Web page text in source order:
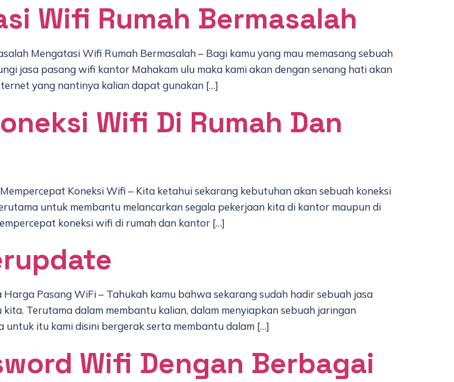
Wifi Rumah Bermasalah
Mengatasi Wifi Rumah Bermasalah – Bagi kamu yang mau memasang sebuah
jasa pasang wifi kantor Mahakam ulu maka kami akan dengan senang hati akan
yang nantinya kalian dapat gunakan […]
Wifi Di Rumah Dan
Koneksi Wifi – Kita ketahui sekarang kebutuhan akan sebuah koneksi
untuk membantu melancarkan segala pekerjaan kita di kantor maupun di
koneksi wifi di rumah dan kantor […]
Pasang WiFi – Tahukah kamu bahwa sekarang sudah hadir sebuah jasa
Terutama dalam membantu kalian, dalam menyiapkan sebuah jaringan
itu kami disini bergerak serta membantu dalam […]
Wifi Dengan Berbagai